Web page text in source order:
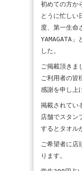
初めての方か
とうに忙しい
度、第一生命
YAMAGATA
した。
ご掲載頂きま
ご利用者の皆
感謝を申し上
掲載されてい
店舗でスタン
するとタオル
ご希望者に店
ります。